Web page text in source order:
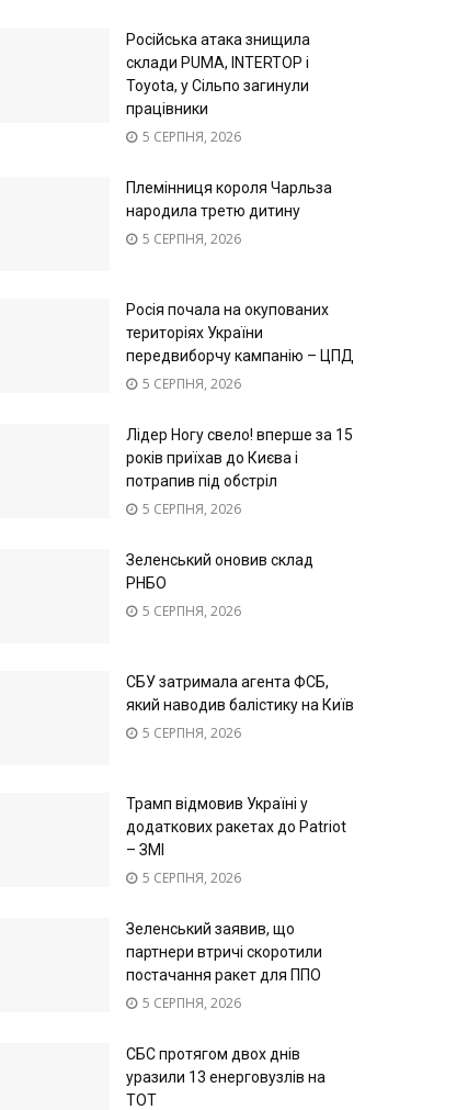
Російська атака знищила
склади PUMA, INTERTOP і
Toyota, у Сільпо загинули
працівники
5 СЕРПНЯ, 2026
Племінниця короля Чарльза
народила третю дитину
5 СЕРПНЯ, 2026
Росія почала на окупованих
територіях України
передвиборчу кампанію – ЦПД
5 СЕРПНЯ, 2026
Лідер Ногу свело! вперше за 15
років приїхав до Києва і
потрапив під обстріл
5 СЕРПНЯ, 2026
Зеленський оновив склад
РНБО
5 СЕРПНЯ, 2026
СБУ затримала агента ФСБ,
який наводив балістику на Київ
5 СЕРПНЯ, 2026
Трамп відмовив Україні у
додаткових ракетах до Patriot
– ЗМІ
5 СЕРПНЯ, 2026
Зеленський заявив, що
партнери втричі скоротили
постачання ракет для ППО
5 СЕРПНЯ, 2026
СБС протягом двох днів
уразили 13 енерговузлів на
ТОТ